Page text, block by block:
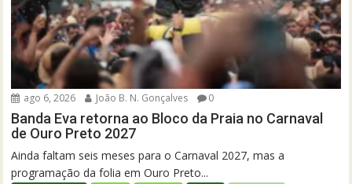
ago 6, 2026 João B. N. Gonçalves 0
Banda Eva retorna ao Bloco da Praia no Carnaval
de Ouro Preto 2027
Ainda faltam seis meses para o Carnaval 2027, mas a
programação da folia em Ouro Preto...